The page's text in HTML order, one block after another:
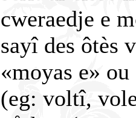
cweraedje e
sayî des ôtès
«moyas e»
(eg: voltî,